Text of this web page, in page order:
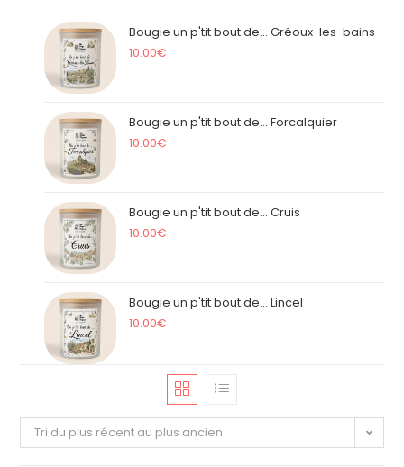
Bougie un p'tit bout de... Gréoux-les-bains
10.00€
Bougie un p'tit bout de... Forcalquier
10.00€
Bougie un p'tit bout de... Cruis
10.00€
Bougie un p'tit bout de... Lincel
10.00€
Tri du plus récent au plus ancien